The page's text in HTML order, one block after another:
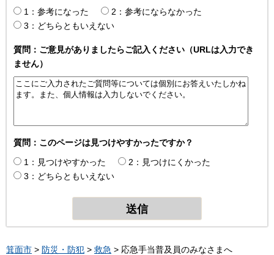
1：参考になった
2：参考にならなかった
3：どちらともいえない
質問：ご意見がありましたらご記入ください（URLは入力でき
ません）
質問：このページは見つけやすかったですか？
1：見つけやすかった
2：見つけにくかった
3：どちらともいえない
箕面市 > 防災・防犯 > 救急 > 応急手当普及員のみなさまへ